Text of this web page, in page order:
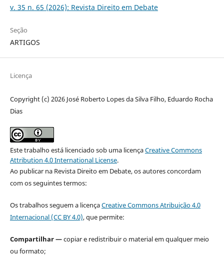
v. 35 n. 65 (2026): Revista Direito em Debate
Seção
ARTIGOS
Licença
Copyright (c) 2026 José Roberto Lopes da Silva Filho, Eduardo Rocha
Dias
Este trabalho está licenciado sob uma licençaCreative Commons
Attribution 4.0 International License.
Ao publicar na Revista Direito em Debate, os autores concordam
com os seguintes termos:
Os trabalhos seguem a licençaCreative Commons Atribuição 4.0
Internacional (CC BY 4.0), que permite:
Compartilhar —copiar e redistribuir o material em qualquer meio
ou formato;